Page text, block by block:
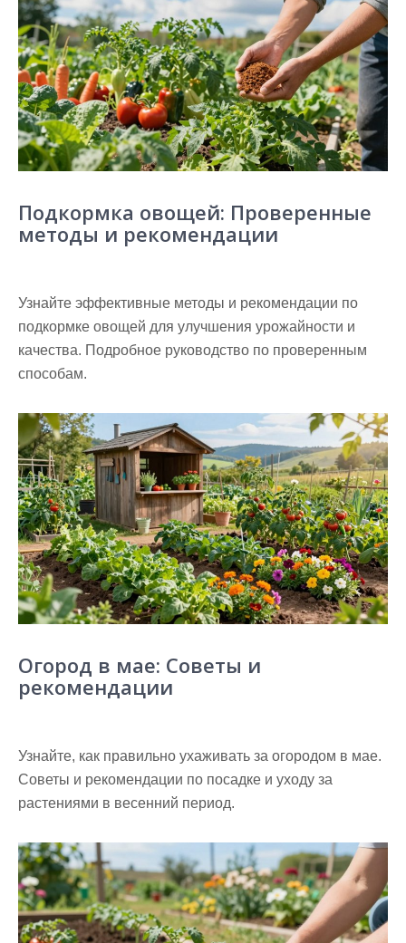
Подкормка овощей: Проверенные
методы и рекомендации
Узнайте эффективные методы и рекомендации по
подкормке овощей для улучшения урожайности и
качества. Подробное руководство по проверенным
способам.
Огород в мае: Советы и
рекомендации
Узнайте, как правильно ухаживать за огородом в мае.
Советы и рекомендации по посадке и уходу за
растениями в весенний период.